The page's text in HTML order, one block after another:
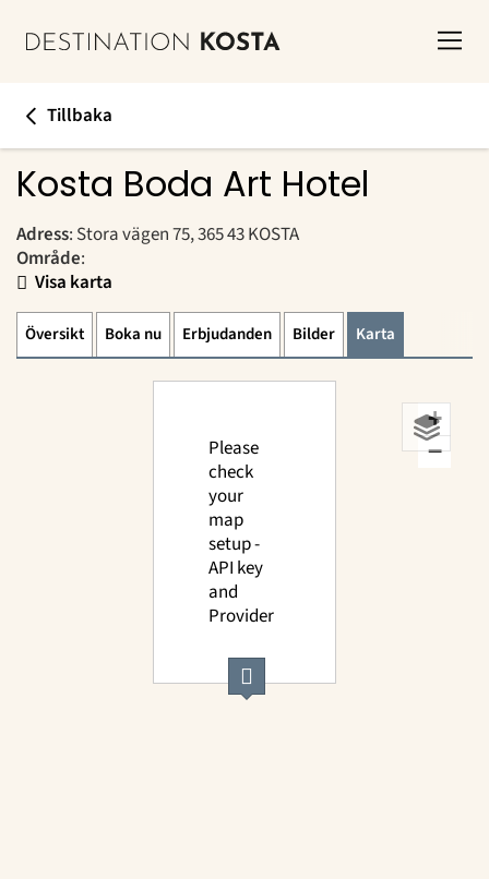
Tillbaka
Kosta Boda Art Hotel
Adress: Stora vägen 75, 365 43 KOSTA
Område:
Visa karta
Översikt Boka nu Erbjudanden Bilder Karta
Please
check
your
map
setup -
API key
and
Provider
+
−